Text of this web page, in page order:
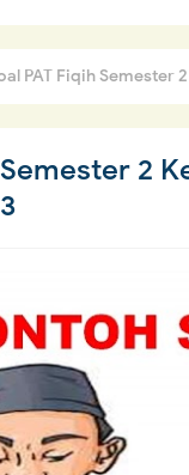
PAT Fiqih Semester 2
2